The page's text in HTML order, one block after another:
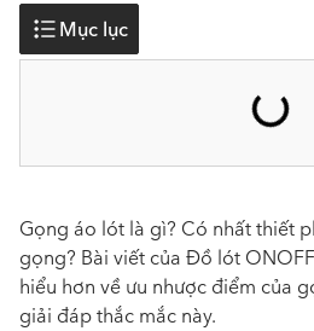
Mục lục
Gọng áo lót là gì? Có nhất thiết
gọng? Bài viết của Đồ lót
hiểu hơn về ưu nhược điểm của
giải đáp thắc mắc này.